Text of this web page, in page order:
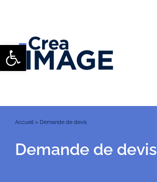
Ouvrir la barre d’outils
Accueil > Demande de devis
Demande de devis